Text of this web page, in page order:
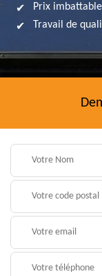
Prix imbattable
Travail de